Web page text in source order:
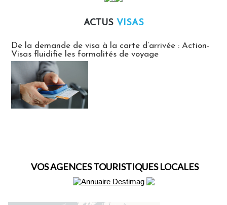
ACTUS VISAS
De la demande de visa à la carte d’arrivée : Action-
Visas fluidifie les formalités de voyage
VOS AGENCES TOURISTIQUES LOCALES